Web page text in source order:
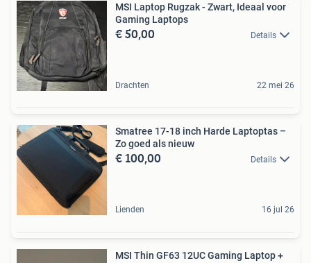
MSI Laptop Rugzak - Zwart, Ideaal voor
Gaming Laptops
€ 50,00 Details
Drachten 22 mei 26
Smatree 17-18 inch Harde Laptoptas –
Zo goed als nieuw
€ 100,00 Details
Lienden 16 jul 26
MSI Thin GF63 12UC Gaming Laptop +